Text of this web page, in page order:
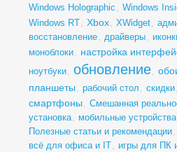
Windows Holographic , Windows
Windows RT, Xbox, XWidget,
восстановление, драйверы,
моноблоки, настройка
ноутбуки, обновление,
планшеты , рабочий стол , скидки,
смартфоны , Смешанная
установка, мобильные устройства
Полезные статьи и рекомендации,
всё для офиса и IT, игры для ПК